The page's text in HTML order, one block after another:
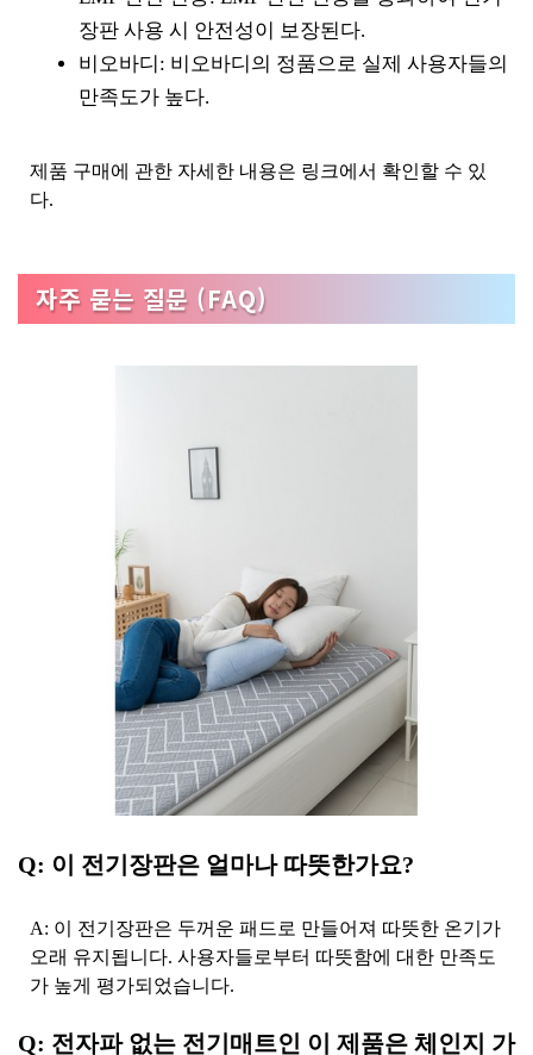
장판 사용 시 안전성이 보장된다.
비오바디: 비오바디의 정품으로 실제 사용자들의
만족도가 높다.
제품 구매에 관한 자세한 내용은 링크에서 확인할 수 있
다.
자주 묻는 질문 (FAQ)
Q: 이 전기장판은 얼마나 따뜻한가요?
A: 이 전기장판은 두꺼운 패드로 만들어져 따뜻한 온기가
오래 유지됩니다. 사용자들로부터 따뜻함에 대한 만족도
가 높게 평가되었습니다.
Q: 전자파 없는 전기매트인 이 제품은 체인지 가